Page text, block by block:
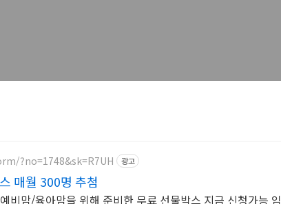
?no=1748&sk=R7UH 광고
매월 300명 추첨
비맘/육아맘을 위해 준비한 무료 선물박스 지금 신청가능 임